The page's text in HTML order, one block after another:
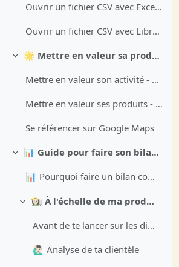
Ouvrir un fichier CSV avec Excel 2016
Ouvrir un fichier CSV avec Libre Office
Replier
🌟 Mettre en valeur sa production / Se rendre visible
Mettre en valeur son activité - conseils d'un photographe (vidéos)
Mettre en valeur ses produits - conseils d'une photographe (vidéo)
Se référencer sur Google Maps
Replier
📊 Guide pour faire son bilan annuel Cagette
📊 Pourquoi faire un bilan commercial annuel ? Pren...
Replier
👩🏻‍🌾 À l'échelle de ma production
Avant de te lancer sur les différents types d'anal...
🙋🏻‍♂️ Analyse de ta clientèle